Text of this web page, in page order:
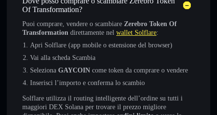
Of Transformation?
Puoi comprare, vendere o scambiare Zerebro Token Of
Transformation direttamente nel wallet Solflare:
Apri Solflare (app mobile o estensione del browser)
Vai alla scheda Scambia
Seleziona GAYCOIN come token da comprare o vendere
Inserisci l’importo e conferma lo scambio
Solflare utilizza il routing intelligente dell’ordine su tutti i
maggiori DEX Solana per trovare il prezzo migliore